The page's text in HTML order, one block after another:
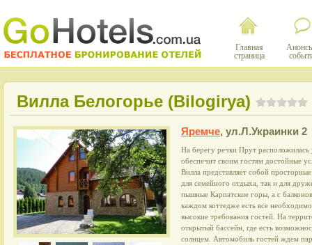
Главная
страница
Вилла Белогорье (Bilogirya)
Яремче, ул.Л.Украинки 2
На берегу речки Прут расположилась
обеспечит своим гостям достойные
Вилла представляет собой
для семейного отдыха, так и для
пышные Карпатские горы, а с
каждом коттедже есть все
высокие требования гостей. На
открытый бассейн, где есть
солнцем. Автомобиль гостей ждем